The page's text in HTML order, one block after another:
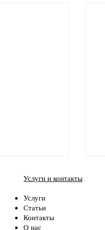
Услуги и контакты
Услуги
Статьи
Контакты
О нас